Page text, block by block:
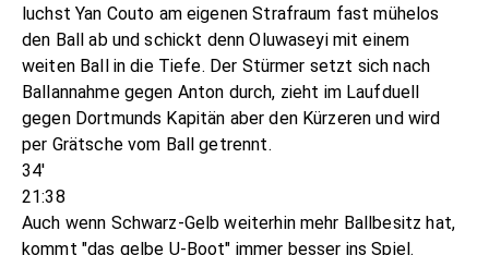
luchst Yan Couto am eigenen Strafraum fast mühelos
den Ball ab und schickt denn Oluwaseyi mit einem
weiten Ball in die Tiefe. Der Stürmer setzt sich nach
Ballannahme gegen Anton durch, zieht im Laufduell
gegen Dortmunds Kapitän aber den Kürzeren und wird
per Grätsche vom Ball getrennt.
34'
21:38
Auch wenn Schwarz-Gelb weiterhin mehr Ballbesitz hat,
kommt "das gelbe U-Boot" immer besser ins Spiel.